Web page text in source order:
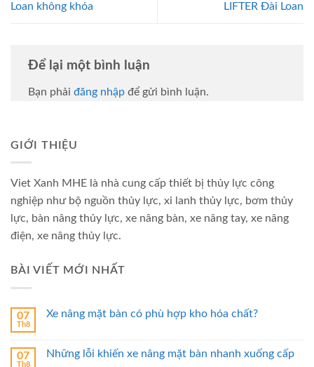
Loan không khóa
LIFTER Đài Loan
Để lại một bình luận
Bạn phải đăng nhập để gửi bình luận.
GIỚI THIỆU
Viet Xanh MHE là nhà cung cấp thiết bị thủy lực công
nghiệp như bộ nguồn thủy lực, xi lanh thủy lực, bơm thủy
lực, bàn nâng thủy lực, xe nâng bàn, xe nâng tay, xe nâng
điện, xe nâng thủy lực.
BÀI VIẾT MỚI NHẤT
07
Th8
Xe nâng mặt bàn có phù hợp kho hóa chất?
07
Th8
Những lỗi khiến xe nâng mặt bàn nhanh xuống cấp